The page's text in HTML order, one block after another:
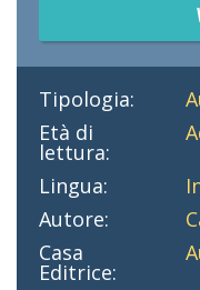
Tipologia:
Età di
lettura:
Lingua:
Autore:
Casa
Editrice: